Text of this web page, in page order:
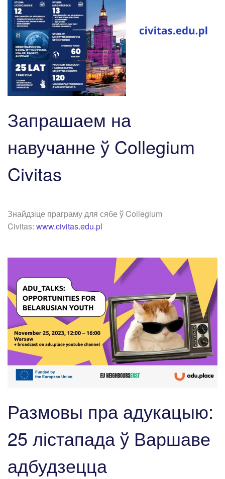
Запрашаем на
навучанне ў Collegium
Civitas
Знайдзіце праграму для сябе ў Collegium
Civitas: www.civitas.edu.pl
Размовы пра адукацыю:
25 лістапада ў Варшаве
адбудзецца